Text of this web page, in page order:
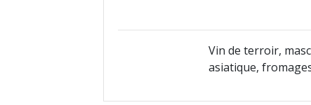
Vin de terroir,
asiatique,